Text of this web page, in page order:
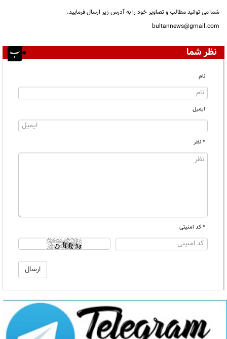
شما می توانید مطالب و تصاویر خود را به آدرس زیر ارسال فرمایید.
bultannews@gmail.com
نظر شما
نام
ایمیل
* نظر
* کد امنیتی